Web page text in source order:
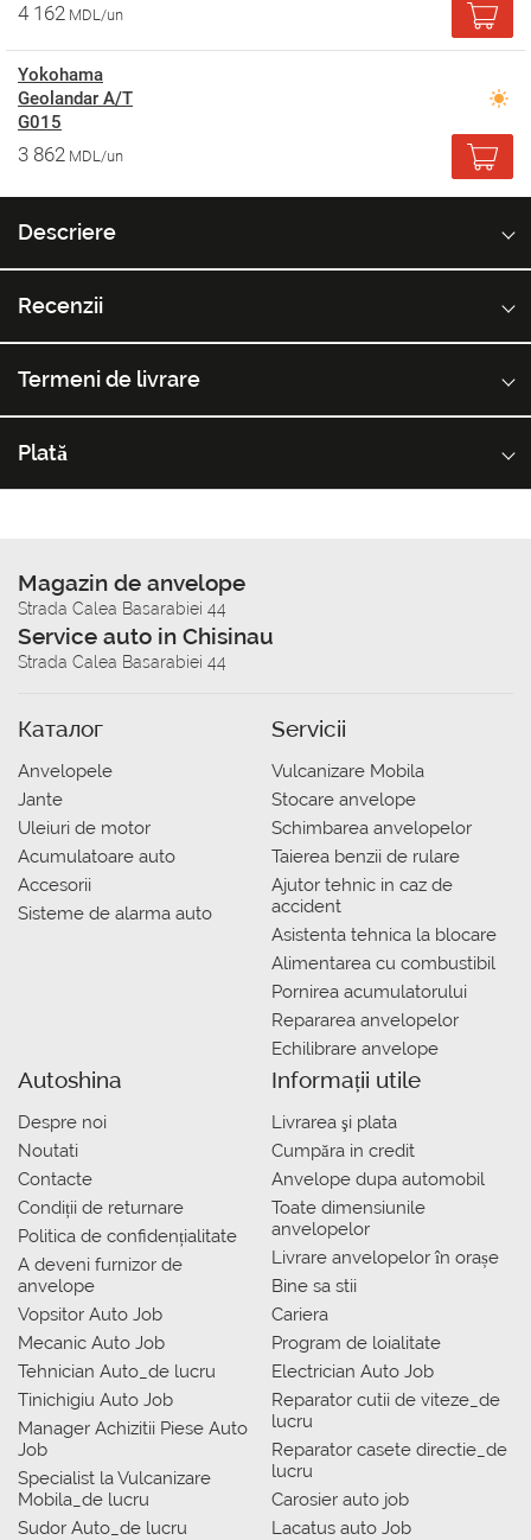
4 162 MDL/un
Yokohama
Geolandar A/T
G015
3 862 MDL/un
Descriere
Recenzii
Termeni de livrare
Plată
Magazin de anvelope
Strada Calea Basarabiei 44
Service auto in Chisinau
Strada Calea Basarabiei 44
Каталог
Anvelopele
Jante
Uleiuri de motor
Acumulatoare auto
Accesorii
Sisteme de alarma auto
Servicii
Vulcanizare Mobila
Stocare anvelope
Schimbarea anvelopelor
Taierea benzii de rulare
Ajutor tehnic in caz de
accident
Asistenta tehnica la blocare
Alimentarea cu combustibil
Pornirea acumulatorului
Repararea anvelopelor
Echilibrare anvelope
Autoshina
Despre noi
Noutati
Contacte
Condiții de returnare
Politica de confidențialitate
A deveni furnizor de
anvelope
Vopsitor Auto Job
Mecanic Auto Job
Tehnician Auto_de lucru
Tinichigiu Auto Job
Manager Achizitii Piese Auto
Job
Specialist la Vulcanizare
Mobila_de lucru
Sudor Auto_de lucru
Informații utile
Livrarea şi plata
Сumpăra in credit
Anvelope dupa automobil
Toate dimensiunile
anvelopelor
Livrare anvelopelor în orașe
Bine sa stii
Cariera
Program de loialitate
Electrician Auto Job
Reparator cutii de viteze_de
lucru
Reparator casete directie_de
lucru
Carosier auto job
Lacatus auto Job